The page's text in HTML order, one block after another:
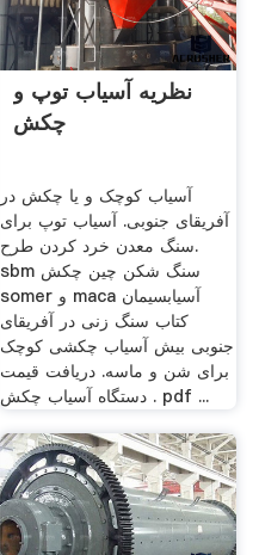
نظریه آسیاب توپ و
چکش
آسیاب کوچک و یا چکش در
آفریقای جنوبی. آسیاب توپ برای
سنگ معدن خرد کردن طرح.
sbm سنگ شکن چین چکش
somer و maca آسیابسیمان
کتاب سنگ زنی در آفریقای
جنوبی بیش آسیاب چکشی کوچک
برای شن و ماسه. دریافت قیمت
. دستگاه آسیاب چکش pdf ...